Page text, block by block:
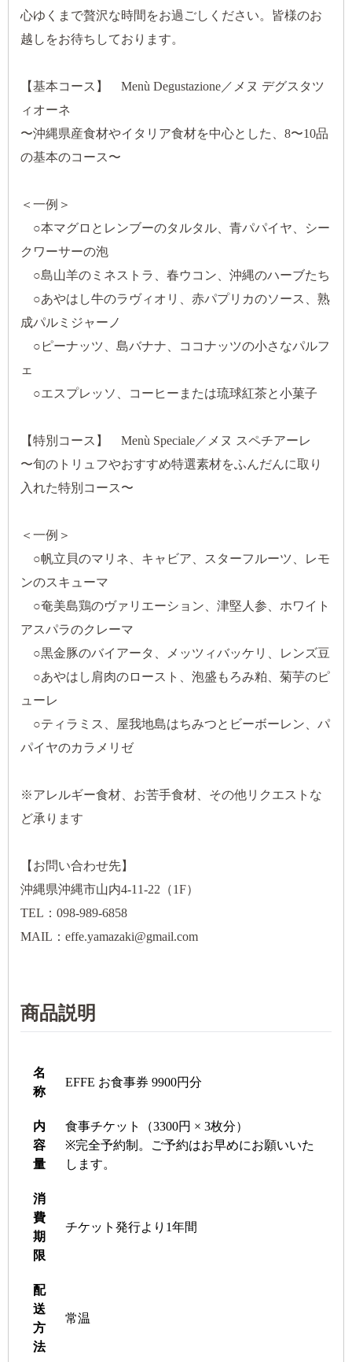
心ゆくまで贅沢な時間をお過ごしください。皆様のお
越しをお待ちしております。
【基本コース】 Menù Degustazione／メヌ デグスタツ
ィオーネ
〜沖縄県産食材やイタリア食材を中心とした、8〜10品
の基本のコース〜
＜一例＞
○本マグロとレンブーのタルタル、青パパイヤ、シー
クワーサーの泡
○島山羊のミネストラ、春ウコン、沖縄のハーブたち
○あやはし牛のラヴィオリ、赤パプリカのソース、熟
成パルミジャーノ
○ピーナッツ、島バナナ、ココナッツの小さなパルフ
ェ
○エスプレッソ、コーヒーまたは琉球紅茶と小菓子
【特別コース】 Menù Speciale／メヌ スペチアーレ
〜旬のトリュフやおすすめ特選素材をふんだんに取り
入れた特別コース〜
＜一例＞
○帆立貝のマリネ、キャビア、スターフルーツ、レモ
ンのスキューマ
○奄美島鶏のヴァリエーション、津堅人参、ホワイト
アスパラのクレーマ
○黒金豚のバイアータ、メッツィバッケリ、レンズ豆
○あやはし肩肉のロースト、泡盛もろみ粕、菊芋のピ
ューレ
○ティラミス、屋我地島はちみつとビーボーレン、パ
パイヤのカラメリゼ
※アレルギー食材、お苦手食材、その他リクエストな
ど承ります
【お問い合わせ先】
沖縄県沖縄市山内4-11-22（1F）
TEL：098-989-6858
MAIL：effe.yamazaki@gmail.com
商品説明
名
称
EFFE お食事券 9900円分
内
容
量
食事チケット（3300円 × 3枚分）
※完全予約制。ご予約はお早めにお願いいた
します。
消
費
期
限
チケット発行より1年間
配
送
方
法
常温